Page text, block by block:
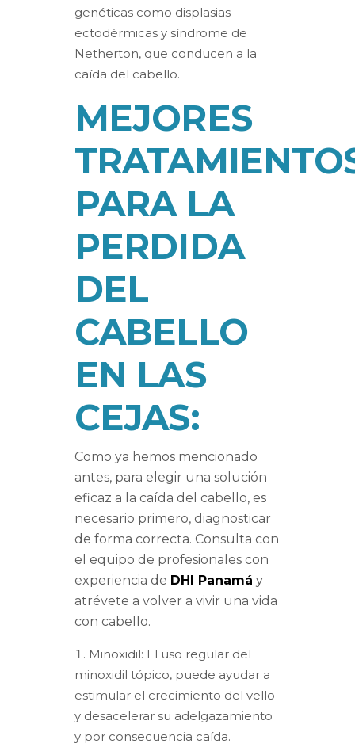
genéticas como displasias
ectodérmicas y síndrome de
Netherton, que conducen a la
caída del cabello.
MEJORES
PARA LA
PERDIDA
DEL
CABELLO
EN LAS
CEJAS:
Como ya hemos mencionado
antes, para elegir una solución
eficaz a la caída del cabello, es
necesario primero, diagnosticar
de forma correcta. Consulta con
el equipo de profesionales con
experiencia de DHI Panamá y
atrévete a volver a vivir una vida
con cabello.
Minoxidil: El uso regular del
minoxidil tópico, puede ayudar a
estimular el crecimiento del vello
y desacelerar su adelgazamiento
y por consecuencia caída.